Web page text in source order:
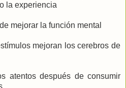
la experiencia
mejorar la función mental
mejoran los cerebros de
atentos después de consumir